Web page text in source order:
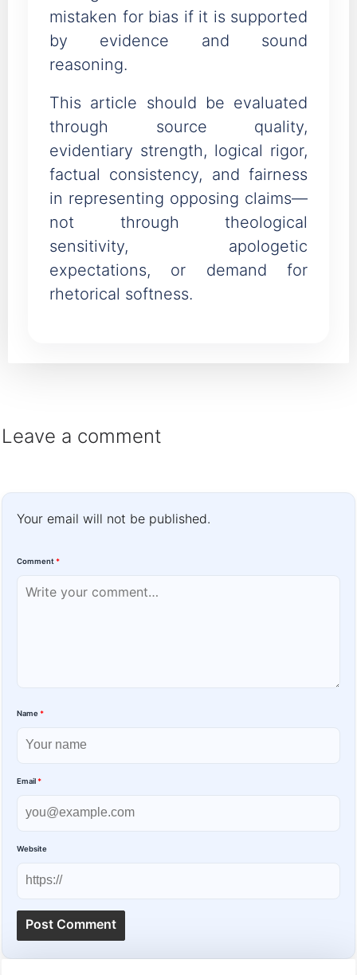
mistaken for bias if it is supported
by evidence and sound
reasoning.
This article should be evaluated
through source quality,
evidentiary strength, logical rigor,
factual consistency, and fairness
in representing opposing claims—
not through theological
sensitivity, apologetic
expectations, or demand for
rhetorical softness.
Leave a comment
Your email will not be published.
Comment *
Name *
Email *
Website